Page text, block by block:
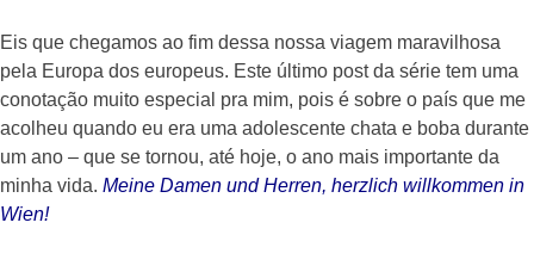
Eis que chegamos ao fim dessa nossa viagem maravilhosa
pela Europa dos europeus. Este último post da série tem uma
conotação muito especial pra mim, pois é sobre o país que me
acolheu quando eu era uma adolescente chata e boba durante
um ano – que se tornou, até hoje, o ano mais importante da
minha vida. Meine Damen und Herren, herzlich willkommen in
Wien!